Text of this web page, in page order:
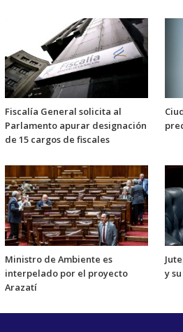
Fiscalía General solicita al
Parlamento apurar designación
de 15 cargos de fiscales
Ministro de Ambiente es
interpelado por el proyecto
Arazatí
y